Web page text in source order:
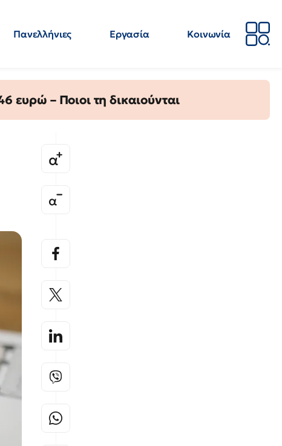
Πανελλήνιες Εργασία
Κοινωνία
– Ποιοι τη δικαιούνται